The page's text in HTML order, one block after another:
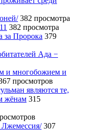
382 просмотра
382 просмотра
за Пророка 379
Ада −
и многобожием и
просмотров
являются те,
жёнам 315
307